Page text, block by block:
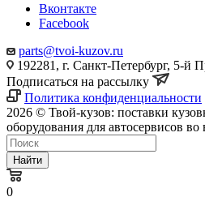
Вконтакте
Facebook
parts@tvoi-kuzov.ru
192281, г. Санкт-Петербург, 5-й
Подписаться на рассылку
Политика конфиденциальности
2026 © Твой-кузов: поставки
оборудования для автосервисов
Найти
0